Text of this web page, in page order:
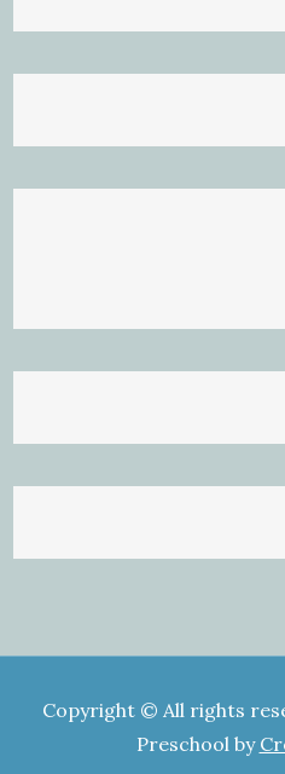
Copyright © All rights
Preschool by